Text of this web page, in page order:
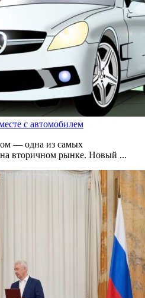
с автомобилем
— одна из самых
вторичном рынке. Новый ...